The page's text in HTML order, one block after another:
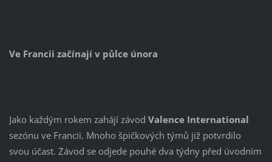
Ve Francii začínají v půlce února
Jako každým rokem zahájí závod Valence International
sezónu ve Francii. Mnoho špičkových týmů již potvrdilo
svou účast. Závod se odjede pouhé dva týdny před úvodním